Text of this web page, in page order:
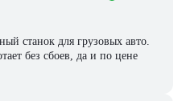
станок для грузовых авто.
без сбоев, да и по цене